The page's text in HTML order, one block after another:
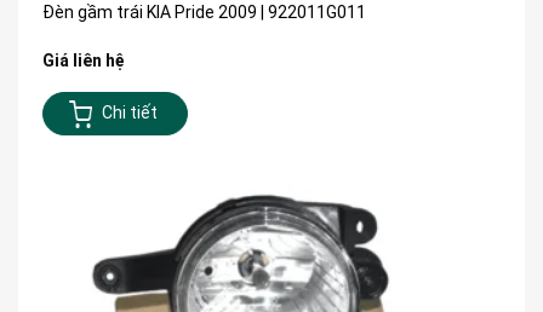
Đèn gầm trái KIA Pride 2009 | 922011G011
Giá liên hệ
Chi tiết